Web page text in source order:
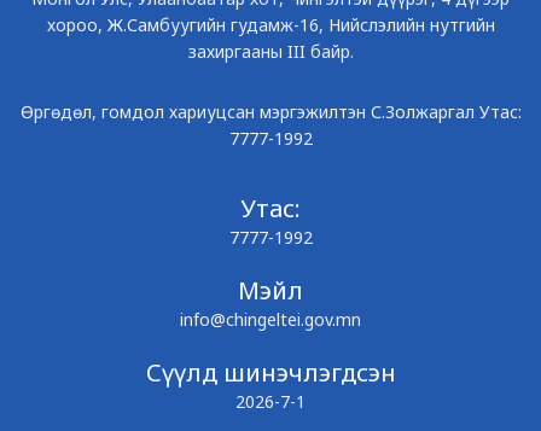
хороо, Ж.Самбуугийн гудамж-16, Нийслэлийн нутгийн
захиргааны III байр.
Өргөдөл, гомдол хариуцсан мэргэжилтэн С.Золжаргал Утас:
7777-1992
Утас:
7777-1992
Мэйл
info@chingeltei.gov.mn
Сүүлд шинэчлэгдсэн
2026-7-1